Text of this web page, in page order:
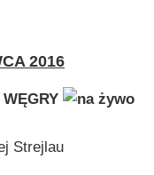
2016
WĘGRY
Strejlau